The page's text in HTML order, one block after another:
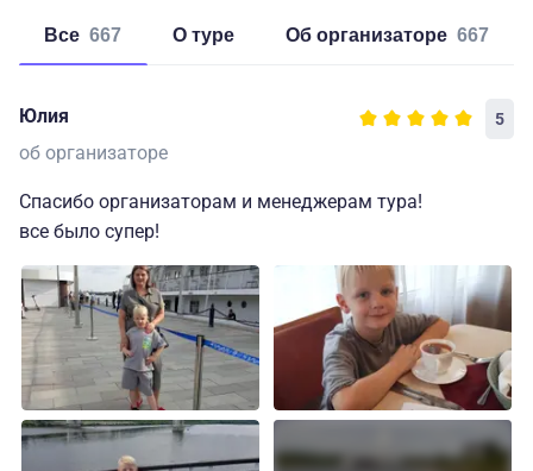
Все 667 о туре об организаторе 667
Юлия 5
об организаторе
Спасибо организаторам и менеджерам тура!
все было супер!